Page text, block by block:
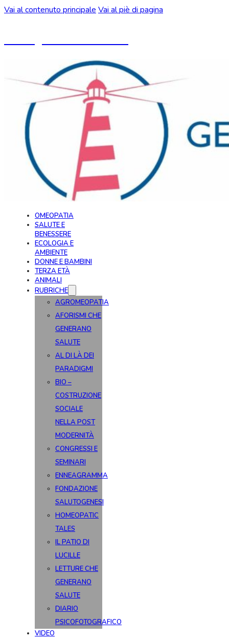
Vai al contenuto principale Vai al piè di pagina
OMEOPATIA
SALUTE E
BENESSERE
ECOLOGIA E
AMBIENTE
DONNE E BAMBINI
TERZA ETÀ
ANIMALI
RUBRICHE
AGROMEOPATIA
AFORISMI CHE
GENERANO
SALUTE
AL DI LÀ DEI
PARADIGMI
BIO –
COSTRUZIONE
SOCIALE
NELLA POST
MODERNITÀ
CONGRESSI E
SEMINARI
ENNEAGRAMMA
FONDAZIONE
SALUTOGENESI
HOMEOPATIC
TALES
IL PATIO DI
LUCILLE
LETTURE CHE
GENERANO
SALUTE
DIARIO
PSICOFOTOGRAFICO
VIDEO